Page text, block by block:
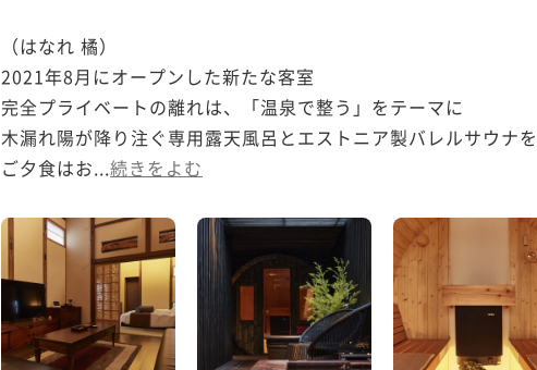
（はなれ 橘）
2021年8月にオープンした新たな客室
完全プライベートの離れは、「温泉で整う」をテーマに
木漏れ陽が降り注ぐ専用露天風呂とエストニア製バレルサウナ
ご夕食はお...続きをよむ